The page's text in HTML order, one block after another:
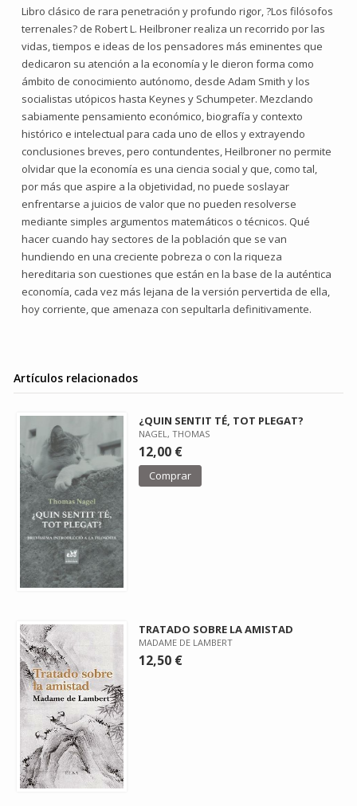
Libro clásico de rara penetración y profundo rigor, ?Los filósofos
terrenales? de Robert L. Heilbroner realiza un recorrido por las
vidas, tiempos e ideas de los pensadores más eminentes que
dedicaron su atención a la economía y le dieron forma como
ámbito de conocimiento autónomo, desde Adam Smith y los
socialistas utópicos hasta Keynes y Schumpeter. Mezclando
sabiamente pensamiento económico, biografía y contexto
histórico e intelectual para cada uno de ellos y extrayendo
conclusiones breves, pero contundentes, Heilbroner no permite
olvidar que la economía es una ciencia social y que, como tal,
por más que aspire a la objetividad, no puede soslayar
enfrentarse a juicios de valor que no pueden resolverse
mediante simples argumentos matemáticos o técnicos. Qué
hacer cuando hay sectores de la población que se van
hundiendo en una creciente pobreza o con la riqueza
hereditaria son cuestiones que están en la base de la auténtica
economía, cada vez más lejana de la versión pervertida de ella,
hoy corriente, que amenaza con sepultarla definitivamente.
Artículos relacionados
¿QUIN SENTIT TÉ, TOT PLEGAT?
NAGEL, THOMAS
12,00 €
Comprar
TRATADO SOBRE LA AMISTAD
MADAME DE LAMBERT
12,50 €